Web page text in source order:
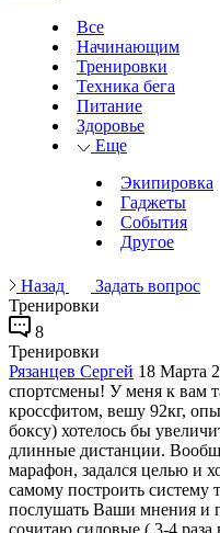
Все
Начинающим
Тренировки
Техника бега
Питание
Здоровье
Еще
Экипировка
Гаджеты
События
Другое
Назад
Задать вопрос
Тренировки
8
Тренировки
Рязанцев Сергей 18 Марта
спортсмены! У меня к вам
кроссфитом, вешу 92кг,
боксу) хотелось бы
длинные дистанции.
марафон, задался целью и
самому построить систему
послушать Ваши мнения и
сочитаю силовые ( 3-4